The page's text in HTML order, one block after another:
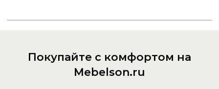
Покупайте с комфортом на
Mebelson.ru